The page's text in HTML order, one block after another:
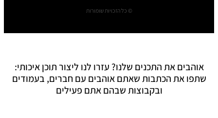
© כל הזכויות שומורות
אוהבים את התכנים שלנו? עזרו לנו ליצור תוכן איכותי:
שתפו את הכתבות שאתם אוהבים עם חברים, בעמודים
ובקבוצות שבהם אתם פעילים